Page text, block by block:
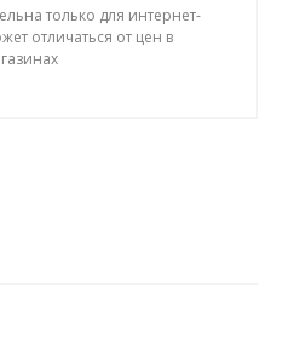
только для интернет-
отличаться от цен в